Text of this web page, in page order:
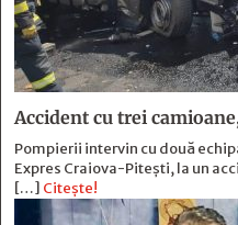
Accident cu trei
Pompierii intervin cu două
Expres Craiova-Pitești, la un
[…] Citește!